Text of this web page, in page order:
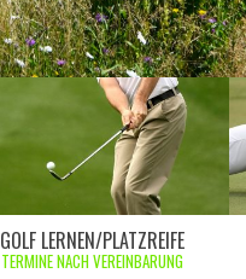
GOLF LERNEN/PLATZREIFE
TERMINE NACH VEREINBARUNG